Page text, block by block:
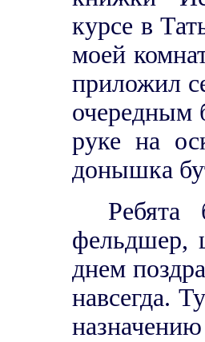
курсе в
моей
приложил
очередным
руке на
донышка
Ребята
фельдшер,
днем
навсегда.